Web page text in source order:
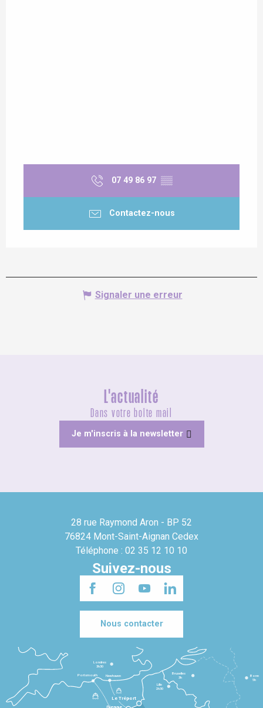
07 49 86 97 ▒▒
Contactez-nous
Signaler une erreur
L'actualité
Dans votre boîte mail
Je m'inscris à la newsletter
28 rue Raymond Aron - BP 52
76824 Mont-Saint-Aignan Cedex
Téléphone : 02 35 12 10 10
Suivez-nous
Nous contacter
Le Tréport
Lille
2h30
Bruxelles
3h
Londres
3h30
Newhaven
Portsmouth
Bonn
5h